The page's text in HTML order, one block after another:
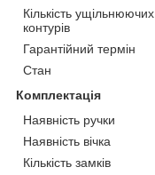
Кількість ущільнюючих
контурів
Гарантійний термін
Стан
Комплектація
Наявність ручки
Наявність вічка
Кількість замків